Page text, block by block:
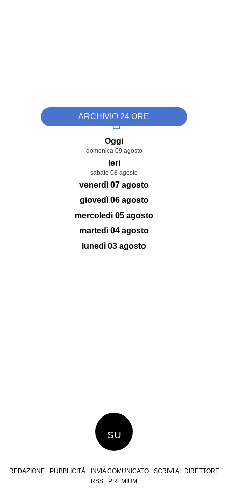
ARCHIVIO 24 ORE
Oggi
domenica 09 agosto
Ieri
sabato 08 agosto
venerdì 07 agosto
giovedì 06 agosto
mercoledì 05 agosto
martedì 04 agosto
lunedì 03 agosto
SU
REDAZIONE PUBBLICITÀ INVIA COMUNICATO
SCRIVI AL DIRETTORE
RSS
PREMIUM